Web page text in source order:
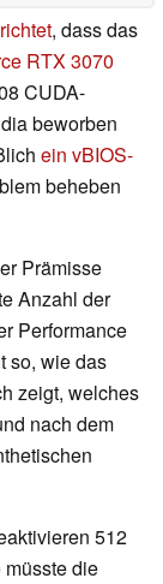
, dass das
RTX 3070
CUDA-
beworben
ein vBIOS-
beheben
Prämisse
Anzahl der
Performance
so, wie das
zeigt, welches
nach dem
512
die